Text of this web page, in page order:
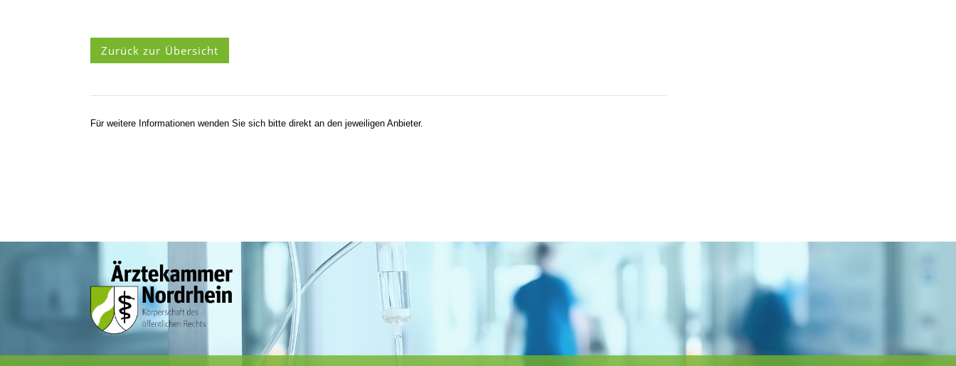
Zurück zur Übersicht
Für weitere Informationen wenden Sie sich bitte direkt an den jeweiligen Anbieter.